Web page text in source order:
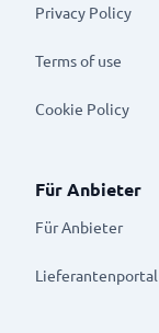
Privacy Policy
Terms of use
Cookie Policy
Für Anbieter
Für Anbieter
Lieferantenportal